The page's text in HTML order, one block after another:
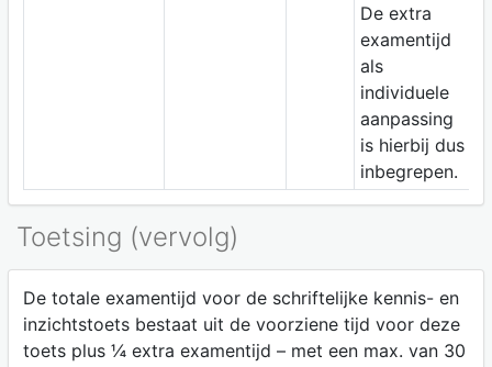
De extra
examentijd
als
individuele
aanpassing
is hierbij dus
inbegrepen.
Toetsing (vervolg)
De totale examentijd voor de schriftelijke kennis- en
inzichtstoets bestaat uit de voorziene tijd voor deze
toets plus ¼ extra examentijd – met een max. van 30